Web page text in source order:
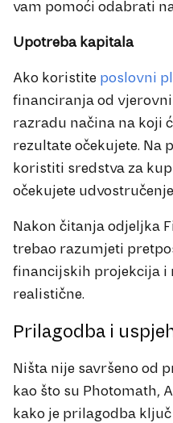
vam pomoći odabrati
Upotreba kapitala
Ako koristite poslovni
financiranja od
razradu načina na koji
rezultate očekujete. Na
koristiti sredstva za
očekujete
Nakon čitanja odjeljka
trebao razumjeti
financijskih projekcija i
realistične.
Prilagodba i
Ništa nije savršeno od
kao što su Photomath,
kako je prilagodba ključ